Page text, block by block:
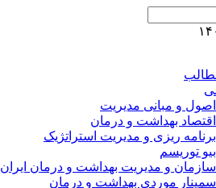
اصول و مبانی مدیریت
اقتصاد بهداشت و درمان
برنامه ریزی و مدیریت استراتژیک
بیو توریسم
سازمان و مدیریت بهداشت و درمان ایران
سمینار موردی بهداشت و درمان